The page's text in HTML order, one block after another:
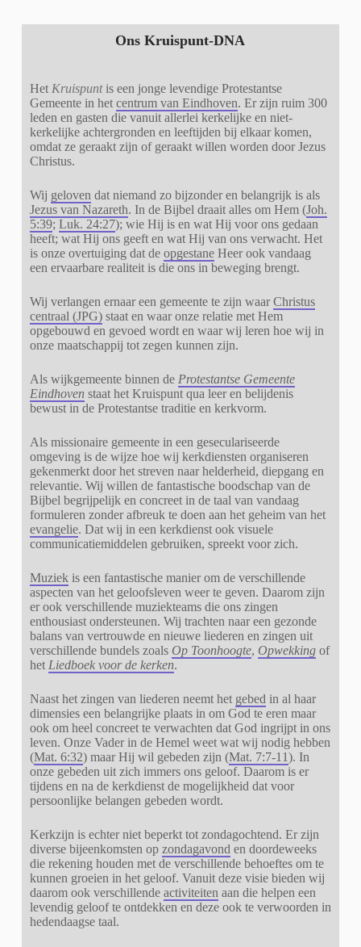
Ons Kruispunt-DNA
Het Kruispunt is een jonge levendige Protestantse
Gemeente in het centrum van Eindhoven. Er zijn ruim 300
leden en gasten die vanuit allerlei kerkelijke en niet-
kerkelijke achtergronden en leeftijden bij elkaar komen,
omdat ze geraakt zijn of geraakt willen worden door Jezus
Christus.
Wij geloven dat niemand zo bijzonder en belangrijk is als
Jezus van Nazareth. In de Bijbel draait alles om Hem (Joh.
5:39; Luk. 24:27); wie Hij is en wat Hij voor ons gedaan
heeft; wat Hij ons geeft en wat Hij van ons verwacht. Het
is onze overtuiging dat de opgestaneHeer ook vandaag
een ervaarbare realiteit is die ons in beweging brengt.
Wij verlangen ernaar een gemeente te zijn waar Christus
centraal (JPG)staat en waar onze relatie met Hem
opgebouwd en gevoed wordt en waar wij leren hoe wij in
onze maatschappij tot zegen kunnen zijn.
Als wijkgemeente binnen de ProtestantseGemeente
Eindhoven staat het Kruispunt qua leer en belijdenis
bewust in de Protestantse traditie en kerkvorm.
Als missionaire gemeente in een geseculariseerde
omgeving is de wijze hoe wij kerkdiensten organiseren
gekenmerkt door het streven naar helderheid, diepgang en
relevantie. Wij willen de fantastische boodschap van de
Bijbel begrijpelijk en concreet in de taal van vandaag
formuleren zonder afbreuk te doen aan het geheim van het
evangelie. Dat wij in een kerkdienst ook visuele
communicatiemiddelen gebruiken, spreekt voor zich.
Muziekis een fantastische manier om de verschillende
aspecten van het geloofsleven weer te geven. Daarom zijn
er ook verschillende muziekteams die ons zingen
enthousiast ondersteunen. Wij trachten naar een gezonde
balans van vertrouwde en nieuwe liederen en zingen uit
verschillende bundels zoals Op Toonhoogte, Opwekkingof
het Liedboek voor de kerken.
Naast het zingen van liederen neemt het gebed in al haar
dimensies een belangrijke plaats in om God te eren maar
ook om heel concreet te verwachten dat God ingrijpt in ons
leven. Onze Vader in de Hemel weet wat wij nodig hebben
(Mat. 6:32) maar Hij wil gebeden zijn (Mat. 7:7-11). In
onze gebeden uit zich immers ons geloof. Daarom is er
tijdens en na de kerkdienst de mogelijkheid dat voor
persoonlijke belangen gebeden wordt.
Kerkzijn is echter niet beperkt tot zondagochtend. Er zijn
diverse bijeenkomsten op zondagavond en doordeweeks
die rekening houden met de verschillende behoeftes om te
kunnen groeien in het geloof. Vanuit deze visie bieden wij
daarom ook verschillende activiteiten aan die helpen een
levendig geloof te ontdekken en deze ook te verwoorden in
hedendaagse taal.